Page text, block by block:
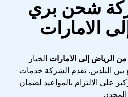
شحن بري
الامارات
إلى الامارات الخيار
بين البلدين. تقدم الشركة خدمات
على الالتزام بالمواعيد لضمان